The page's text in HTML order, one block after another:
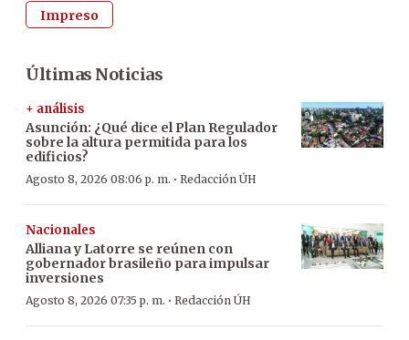
Impreso
Últimas Noticias
+ análisis
Asunción: ¿Qué dice el Plan Regulador
sobre la altura permitida para los
edificios?
Agosto 8, 2026 08:06 p. m. · Redacción ÚH
Nacionales
Alliana y Latorre se reúnen con
gobernador brasileño para impulsar
inversiones
Agosto 8, 2026 07:35 p. m. · Redacción ÚH